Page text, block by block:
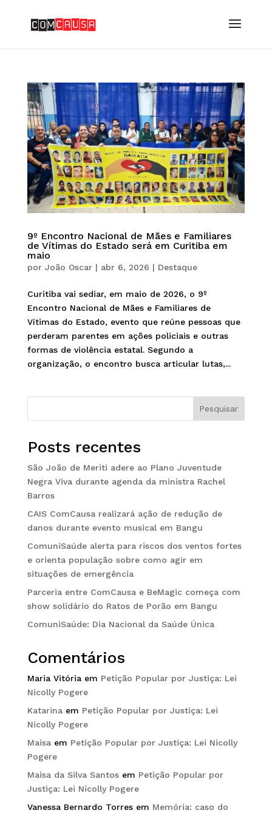
9º Encontro Nacional de Mães e Familiares
de Vítimas do Estado será em Curitiba em
maio
por João Oscar| abr 6, 2026 | Destaque
Curitiba vai sediar, em maio de 2026, o 9º
Encontro Nacional de Mães e Familiares de
Vítimas do Estado, evento que reúne pessoas que
perderam parentes em ações policiais e outras
formas de violência estatal. Segundo a
organização, o encontro busca articular lutas,...
Pesquisar
Posts recentes
São João de Meriti adere ao Plano Juventude
Negra Viva durante agenda da ministra Rachel
Barros
CAIS ComCausa realizará ação de redução de
danos durante evento musical em Bangu
ComuniSaúde alerta para riscos dos ventos fortes
e orienta população sobre como agir em
situações de emergência
Parceria entre ComCausa e BeMagic começa com
show solidário do Ratos de Porão em Bangu
ComuniSaúde: Dia Nacional da Saúde Única
Comentários
Maria Vitóriaem Petição Popular por Justiça: Lei
Nicolly Pogere
Katarinaem Petição Popular por Justiça: Lei
Nicolly Pogere
Maisaem Petição Popular por Justiça: Lei Nicolly
Pogere
Maisa da Silva Santosem Petição Popular por
Justiça: Lei Nicolly Pogere
Vanessa Bernardo Torresem Memória: caso do